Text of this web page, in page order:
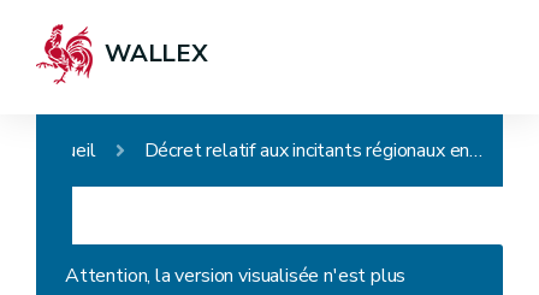
WALLEX
Accueil Décret relatif aux incitants régionaux en faveur des petites ou moyennes entreprises
Attention, la version visualisée n'est plus